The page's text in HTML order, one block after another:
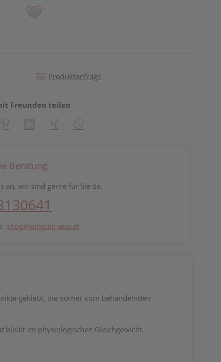
Produktanfrage
Freunden teilen
Beratung
an, wir sind gerne für Sie da.
shop@pinguin-apo.at
geklebt, die vorher vom behandelnden
bleibt im physiologischen Gleichgewicht.